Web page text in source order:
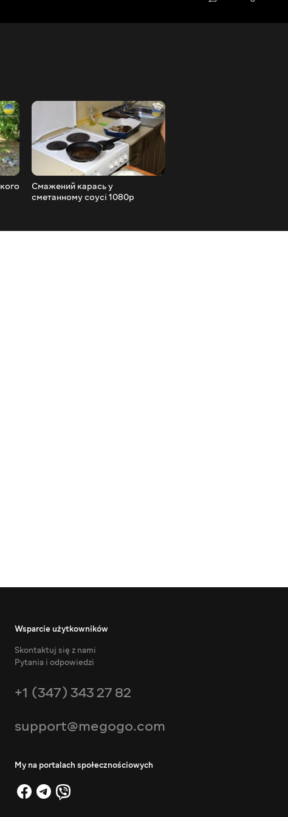
Смажений карась у
сметанному соусі 1080p
Wsparcie użytkowników
Skontaktuj się z nami
Pytania i odpowiedzi
+1 (347) 343 27 82
support@megogo.com
My na portalach społecznościowych